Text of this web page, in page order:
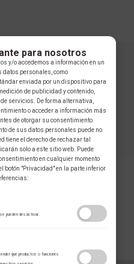
para nosotros
y/o accedemos a información en un
datos personales, como
enviada por un dispositivo para
de publicidad y contenido,
servicios. De forma alternativa,
o acceder a información más
de otorgar su consentimiento.
de sus datos personales puede no
tiene el derecho de rechazar tal
solo a este sitio web. Puede
en cualquier momento
botón "Privacidad" en la parte inferior
pueden desactivar.
qué productos o funciones